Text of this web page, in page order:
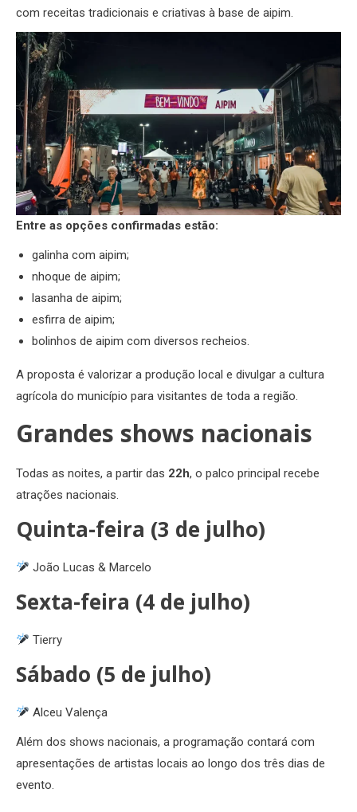
com receitas tradicionais e criativas à base de aipim.
Entre as opções confirmadas estão:
galinha com aipim;
nhoque de aipim;
lasanha de aipim;
esfirra de aipim;
bolinhos de aipim com diversos recheios.
A proposta é valorizar a produção local e divulgar a cultura
agrícola do município para visitantes de toda a região.
Grandes shows nacionais
Todas as noites, a partir das 22h, o palco principal recebe
atrações nacionais.
Quinta-feira (3 de julho)
João Lucas & Marcelo
Sexta-feira (4 de julho)
Tierry
Sábado (5 de julho)
Alceu Valença
Além dos shows nacionais, a programação contará com
apresentações de artistas locais ao longo dos três dias de
evento.